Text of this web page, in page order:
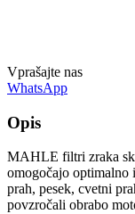
Vprašajte nas
WhatsApp
Opis
MAHLE filtri zraka
omogočajo
prah, pesek, cvetni
povzročali obrabo